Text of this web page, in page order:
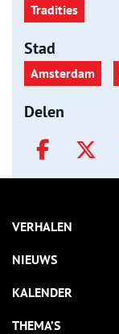
Tradities
Stad
Amsterdam
Delen
VERHALEN
NIEUWS
KALENDER
THEMA’S